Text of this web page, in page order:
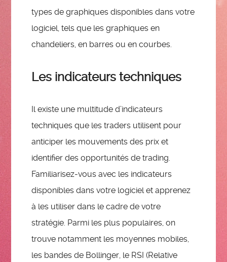
types de graphiques disponibles dans votre
logiciel, tels que les graphiques en
chandeliers, en barres ou en courbes.
Les indicateurs techniques
Il existe une multitude d’indicateurs
techniques que les traders utilisent pour
anticiper les mouvements des prix et
identifier des opportunités de trading.
Familiarisez-vous avec les indicateurs
disponibles dans votre logiciel et apprenez
à les utiliser dans le cadre de votre
stratégie. Parmi les plus populaires, on
trouve notamment les moyennes mobiles,
les bandes de Bollinger, le RSI (Relative